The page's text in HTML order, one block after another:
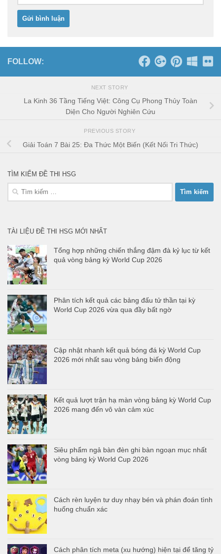
FOLLOW:
NEXT STORY
La Kinh 36 Tầng Tiếng Việt: Công Cụ Phong Thủy Toàn
Diện Cho Người Nghiên Cứu
PREVIOUS STORY
Giải Toán 7 Bài 25: Đa Thức Một Biến (Kết Nối Tri Thức)
TÌM KIẾM ĐỀ THI HSG
Tìm
TÀI LIỆU ĐỀ THI HSG MỚI NHẤT
Tổng hợp những chiến thắng đậm đà kỷ lục từ kết
quả vòng bảng kỳ World Cup 2026
Phân tích kết quả các bảng đấu tử thần tại kỳ
World Cup 2026 vừa qua đầy bất ngờ
Cập nhật nhanh kết quả bóng đá kỳ World Cup
2026 mới nhất sau vòng bảng biến động
Kết quả lượt trận hạ màn vòng bảng kỳ World Cup
2026 mang đến vô vàn cảm xúc
Siêu phẩm ngả bàn đèn ghi bàn ngoạn mục nhất
vòng bảng kỳ World Cup 2026
Cách rèn luyện tư duy nhạy bén và phán đoán tình
huống chuẩn xác
Cách phân tích meta (xu hướng) hiện tại để tăng tỷ